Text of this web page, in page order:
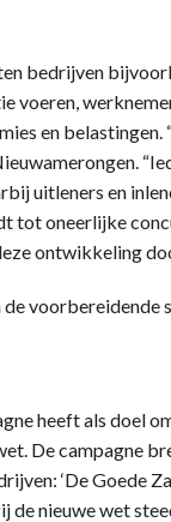
bedrijven
voeren,
en
uitleners en
tot oneerlijke
ontwikkeling
voorbereidende
heeft als doel
De campagne
‘De Goede
de nieuwe wet